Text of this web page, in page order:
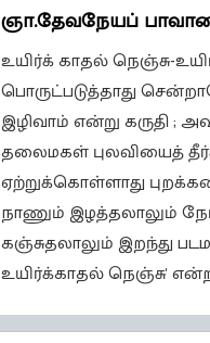
ஞா.தேவநேயப்
உயிர்க் காதல் நெஞ்சு-
பொருட்படுத்தாது
இழிவாம் என்று கருதி ;
தலைமகள் புலவியைத்
ஏற்றுக்கொள்ளாது
நாணும் இழத்தலாலும்
கஞ்சுதலாலும் இறந்து
உயிர்க்காதல் நெஞ்சு'